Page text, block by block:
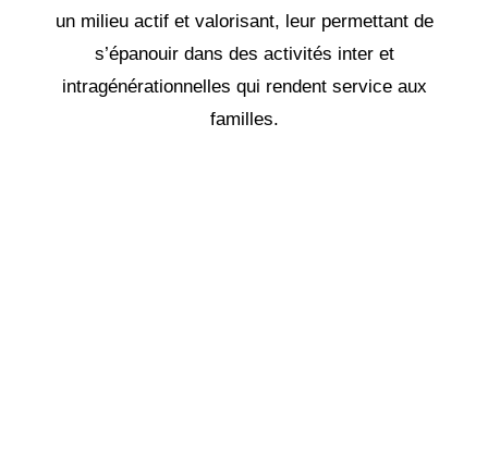
un milieu actif et valorisant, leur permettant de
s’épanouir dans des activités inter et
intragénérationnelles qui rendent service aux
familles.